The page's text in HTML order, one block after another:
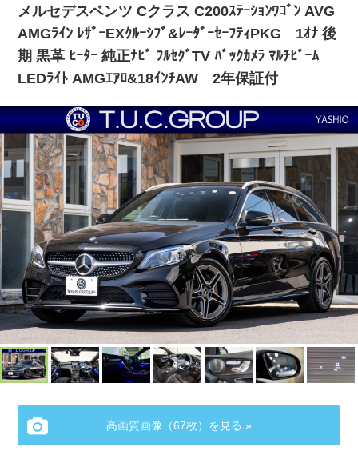
メルセデスベンツ Cクラス C200ｽﾃｰｼｮﾝﾜｺﾞﾝ AVG
AMGﾗｲﾝ ﾚｻﾞｰEXｸﾙｰｼﾌﾞ&ﾚｰﾀﾞｰｾｰﾌﾃｨPKG 1ｵﾅ 後
期 黒革 ﾋｰﾀｰ 純正ﾅﾋﾞ ﾌﾙｾｸﾞTV ﾊﾞｯｸｶﾒﾗ ﾏﾙﾁﾋﾞｰﾑ
LEDﾗｲﾄ AMGｴｱﾛ&18ｲﾝﾁAW 2年保証付
高画質画像（67枚）を見る »